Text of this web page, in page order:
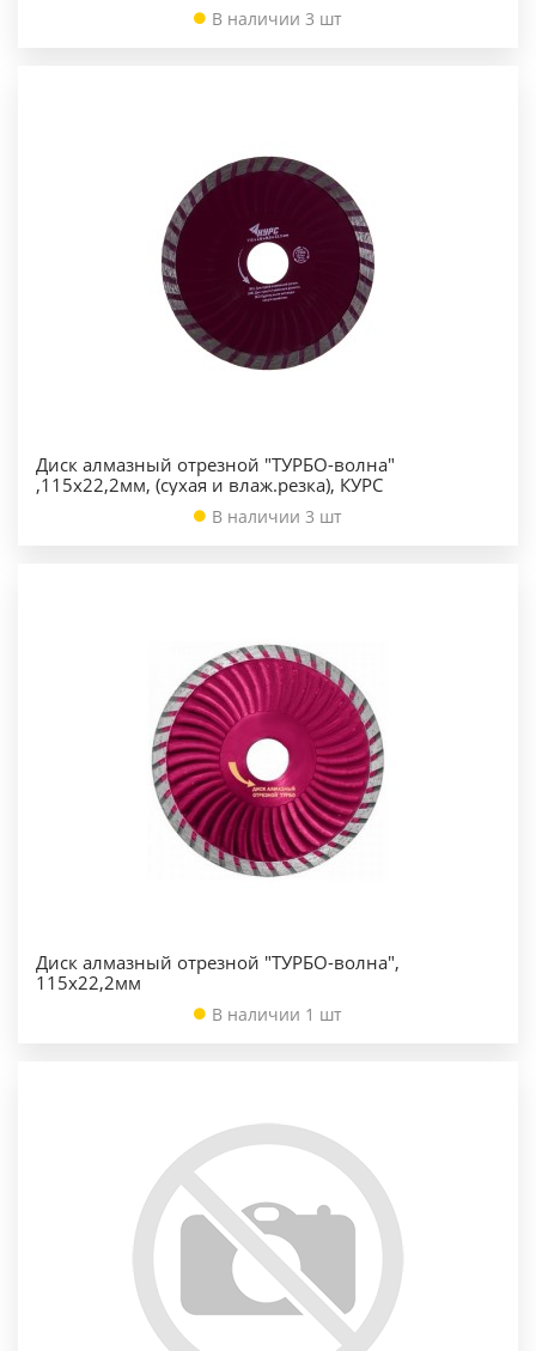
В наличии 3 шт
Диск алмазный отрезной "ТУРБО-волна"
,115х22,2мм, (сухая и влаж.резка), КУРС
В наличии 3 шт
Диск алмазный отрезной "ТУРБО-волна",
115х22,2мм
В наличии 1 шт